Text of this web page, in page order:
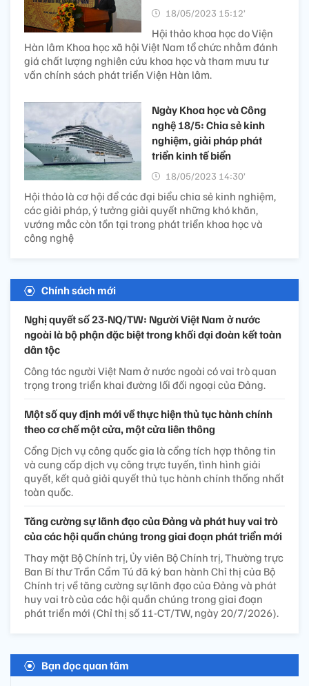
18/05/2023 15:12’
Hội thảo khoa học do Viện
Hàn lâm Khoa học xã hội Việt Nam tổ chức nhằm đánh
giá chất lượng nghiên cứu khoa học và tham mưu tư
vấn chính sách phát triển Viện Hàn lâm.
Ngày Khoa học và Công
nghệ 18/5: Chia sẻ kinh
nghiệm, giải pháp phát
triển kinh tế biển
18/05/2023 14:30’
Hội thảo là cơ hội để các đại biểu chia sẻ kinh nghiệm,
các giải pháp, ý tưởng giải quyết những khó khăn,
vướng mắc còn tồn tại trong phát triển khoa học và
công nghệ
Chính sách mới
Nghị quyết số 23-NQ/TW: Người Việt Nam ở nước
ngoài là bộ phận đặc biệt trong khối đại đoàn kết toàn
dân tộc
Công tác người Việt Nam ở nước ngoài có vai trò quan
trọng trong triển khai đường lối đối ngoại của Đảng.
Một số quy định mới về thực hiện thủ tục hành chính
theo cơ chế một cửa, một cửa liên thông
Cổng Dịch vụ công quốc gia là cổng tích hợp thông tin
và cung cấp dịch vụ công trực tuyến, tình hình giải
quyết, kết quả giải quyết thủ tục hành chính thống nhất
toàn quốc.
Tăng cường sự lãnh đạo của Đảng và phát huy vai trò
của các hội quần chúng trong giai đoạn phát triển mới
Thay mặt Bộ Chính trị, Ủy viên Bộ Chính trị, Thường trực
Ban Bí thư Trần Cẩm Tú đã ký ban hành Chỉ thị của Bộ
Chính trị về tăng cường sự lãnh đạo của Đảng và phát
huy vai trò của các hội quần chúng trong giai đoạn
phát triển mới (Chỉ thị số 11-CT/TW, ngày 20/7/2026).
Bạn đọc quan tâm